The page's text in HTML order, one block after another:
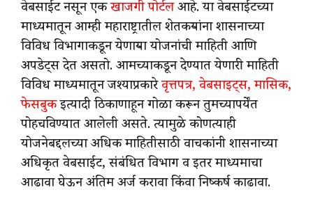
वेबसाईट नसून एकखाजगी पोर्टलआहे. या वेबसाईटच्या
माध्यमातून आम्ही महाराष्ट्रातील शेतकऱ्यांना शासनाच्या
विविध विभागाकडून येणाऱ्या योजनांची माहिती आणि
अपडेट्स देत असतो. आमच्याकडून देण्यात येणारी माहिती
विविध माध्यमातून जश्याप्रकारेवृत्तपत्र, वेबसाइट्स, मासिक,
फेसबुकइत्यादी ठिकाणाहून गोळा करून तुमच्यापर्येंत
पोहचविण्यात आलेली असते. त्यामुळे कोणत्याही
योजनेबद्दलच्या अधिक माहितीसाठी वाचकांनी शासनाच्या
अधिकृत वेबसाईट, संबंधित विभाग व इतर माध्यमाचा
आढावा घेऊन अंतिम अर्ज करावा किंवा निष्कर्ष काढावा.